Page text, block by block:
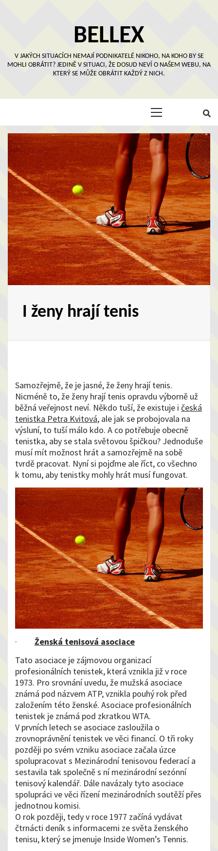
BELLEX
V JAKÝCH SITUACÍCH NEMAJÍ PODNIKATELÉ NIKOHO, NA KOHO BY SE
MOHLI OBRÁTIT? JEDINĚ V SITUACI, ŽE DOSUD NEVÍ O NAŠEM WEBU, NA
KTERÝ SE MŮŽE OBRÁTIT KAŽDÝ Z NICH.
I ženy hrají tenis
Samozřejmě, že je jasné, že ženy hrají tenis.
Nicméně to, že ženy hrají tenis opravdu výborně už
běžná veřejnost neví. Někdo tuší, že existuje i česká
tenistka Petra Kvitová, ale jak se probojovala na
výsluní, to tuší málo kdo. A co potřebuje obecně
tenistka, aby se stala světovou špičkou? Jednoduše
musí mít možnost hrát a samozřejmě na sobě
tvrdě pracovat. Nyní si pojďme ale říct, co všechno
k tomu, aby tenistky mohly hrát musí fungovat.
· Ženská tenisová asociace
Tato asociace je zájmovou organizací
profesionálních tenistek, která vznikla již v roce
1973. Pro srovnání uvedu, že mužská asociace
známá pod názvem ATP, vznikla pouhý rok před
založením této ženské. Asociace profesionálních
tenistek je známá pod zkratkou WTA.
V prvních letech se asociace zasloužila o
zrovnoprávnění tenistek ve věci financí. O tři roky
později po svém vzniku asociace začala úzce
spolupracovat s Mezinárodní tenisovou federací a
sestavila tak společně s ní mezinárodní sezónní
tenisový kalendář. Dále navázaly tyto asociace
spolupráci ve věci řízení mezinárodních soutěží přes
jednotnou komisi.
O rok později, tedy v roce 1977 začíná vydávat
čtrnácti deník s informacemi ze světa ženského
tenisu, který se jmenuje Inside Women’s Tennis.